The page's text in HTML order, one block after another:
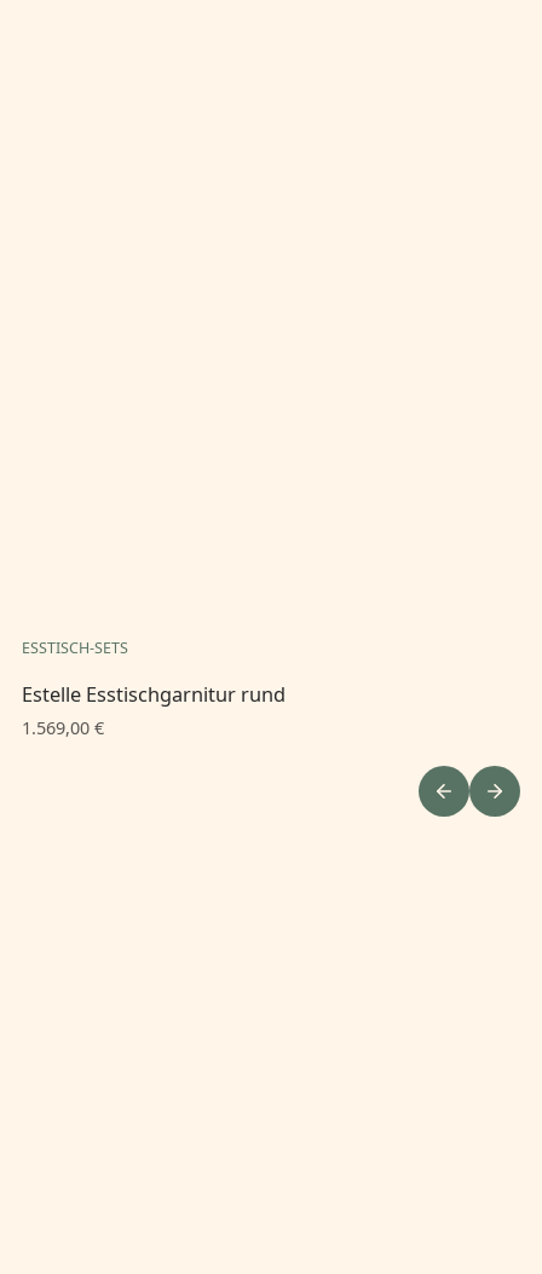
ESSTISCH-SETS
Estelle Esstischgarnitur rund
1.569,00 €